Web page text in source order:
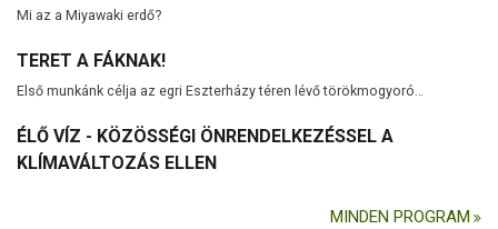
Mi az a Miyawaki erdő?
TERET A FÁKNAK!
Első munkánk célja az egri Eszterházy téren lévő törökmogyoró…
ÉLŐ VÍZ - KÖZÖSSÉGI ÖNRENDELKEZÉSSEL A
KLÍMAVÁLTOZÁS ELLEN
MINDEN PROGRAM